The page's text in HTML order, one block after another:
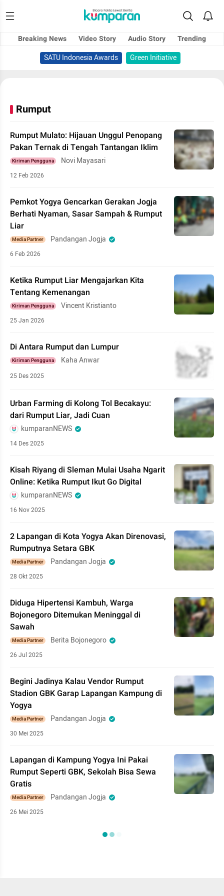
Breaking News Video Story Audio Story
Trending
SATU Indonesia Awards
Green Initiative
Rumput
Rumput Mulato: Hijauan Unggul Penopang
Pakan Ternak di Tengah Tantangan Iklim
Kiriman Pengguna Novi Mayasari
12 Feb 2026
Pemkot Yogya Gencarkan Gerakan Jogja
Berhati Nyaman, Sasar Sampah & Rumput
Liar
Media Partner Pandangan Jogja
6 Feb 2026
Ketika Rumput Liar Mengajarkan Kita
Tentang Kemenangan
Kiriman Pengguna Vincent Kristianto
25 Jan 2026
Di Antara Rumput dan Lumpur
Kiriman Pengguna Kaha Anwar
25 Des 2025
Urban Farming di Kolong Tol Becakayu:
dari Rumput Liar, Jadi Cuan
kumparanNEWS
14 Des 2025
Kisah Riyang di Sleman Mulai Usaha Ngarit
Online: Ketika Rumput Ikut Go Digital
kumparanNEWS
16 Nov 2025
2 Lapangan di Kota Yogya Akan Direnovasi,
Rumputnya Setara GBK
Media Partner Pandangan Jogja
28 Okt 2025
Diduga Hipertensi Kambuh, Warga
Bojonegoro Ditemukan Meninggal di
Sawah
Media Partner Berita Bojonegoro
26 Jul 2025
Begini Jadinya Kalau Vendor Rumput
Stadion GBK Garap Lapangan Kampung di
Yogya
Media Partner Pandangan Jogja
30 Mei 2025
Lapangan di Kampung Yogya Ini Pakai
Rumput Seperti GBK, Sekolah Bisa Sewa
Gratis
Media Partner Pandangan Jogja
26 Mei 2025